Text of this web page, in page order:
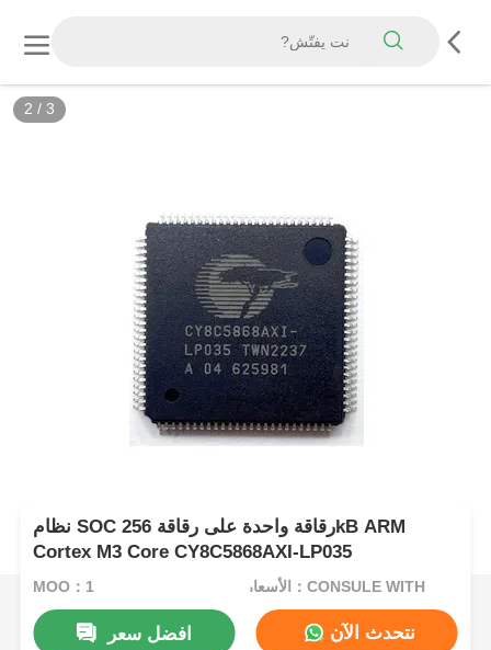
2 / 3
نظام SOC رقاقة واحدة على رقاقة 256kB ARM
Cortex M3 Core CY8C5868AXI-LP035
MOQ：1 الأسعار：CONSULE WITH
افضل سعر نتحدث الآن